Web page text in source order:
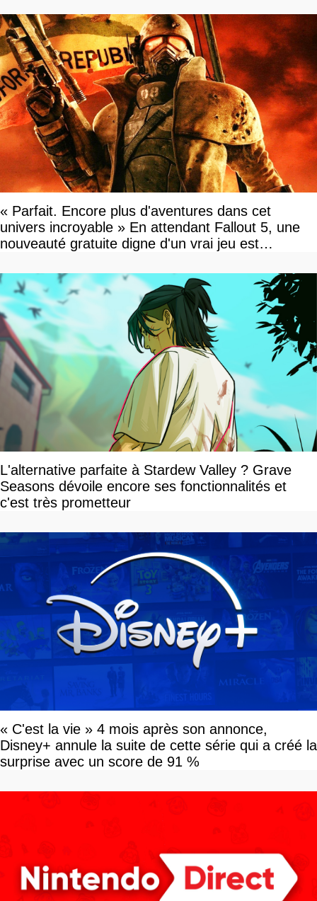
« Parfait. Encore plus d'aventures dans cet
univers incroyable » En attendant Fallout 5, une
nouveauté gratuite digne d'un vrai jeu est
L'alternative parfaite à Stardew Valley ? Grave
Seasons dévoile encore ses fonctionnalités et
c'est très prometteur
« C'est la vie » 4 mois après son annonce,
Disney+ annule la suite de cette série qui a créé la
surprise avec un score de 91 %